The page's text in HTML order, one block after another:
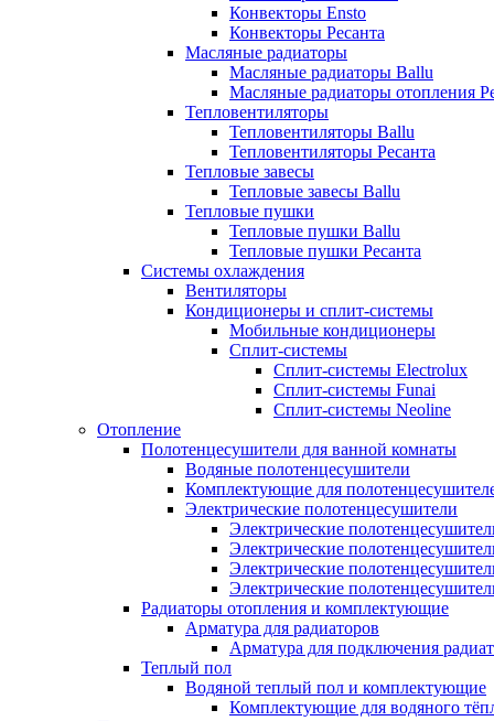
Конвекторы Ensto
Конвекторы Ресанта
Масляные радиаторы
Масляные радиаторы Ballu
Масляные радиаторы отопления
Тепловентиляторы
Тепловентиляторы Ballu
Тепловентиляторы Ресанта
Тепловые завесы
Тепловые завесы Ballu
Тепловые пушки
Тепловые пушки Ballu
Тепловые пушки Ресанта
Системы охлаждения
Вентиляторы
Кондиционеры и сплит-системы
Мобильные кондиционеры
Сплит-системы
Сплит-системы Electrolux
Сплит-системы Funai
Сплит-системы Neoline
Отопление
Полотенцесушители для ванной комнаты
Водяные полотенцесушители
Комплектующие для
Электрические полотенцесушители
Электрические
Электрические
Электрические
Электрические
Радиаторы отопления и комплектующие
Арматура для радиаторов
Арматура для подключения
Теплый пол
Водяной теплый пол и комплектующие
Комплектующие для водяного